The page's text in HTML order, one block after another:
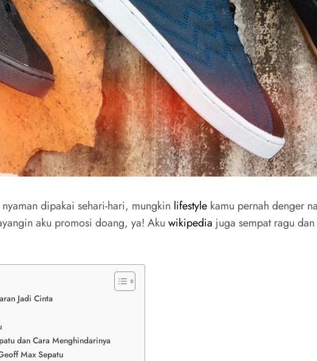
dipakai sehari-hari, mungkin lifestyle kamu pernah denger
aku promosi doang, ya! Aku wikipedia juga sempat ragu
Jadi Cinta
dan Cara Menghindarinya
Max Sepatu